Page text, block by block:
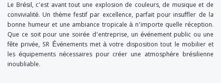
Le Brésil, c’est avant tout une explosion de couleurs, de musique et de
convivialité. Un thème festif par excellence, parfait pour insuffler de la
bonne humeur et une ambiance tropicale à n’importe quelle réception.
Que ce soit pour une soirée d’entreprise, un événement public ou une
fête privée, SR Événements met à votre disposition tout le mobilier et
les équipements nécessaires pour créer une atmosphère brésilienne
inoubliable.